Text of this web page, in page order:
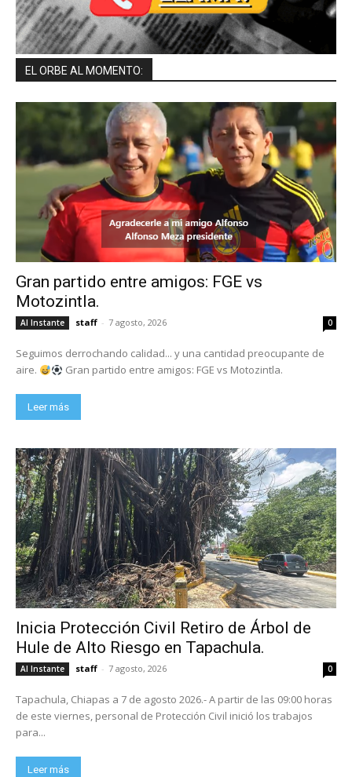
EL ORBE AL MOMENTO:
Gran partido entre amigos: FGE vs
Motozintla.
Al Instante staff - 7 agosto, 2026 0
Seguimos derrochando calidad... y una cantidad preocupante de
aire.
Gran partido entre amigos: FGE vs Motozintla.
Leer más
Inicia Protección Civil Retiro de Árbol de
Hule de Alto Riesgo en Tapachula.
Al Instante staff - 7 agosto, 2026 0
Tapachula, Chiapas a 7 de agosto 2026.- A partir de las 09:00 horas
de este viernes, personal de Protección Civil inició los trabajos
para...
Leer más